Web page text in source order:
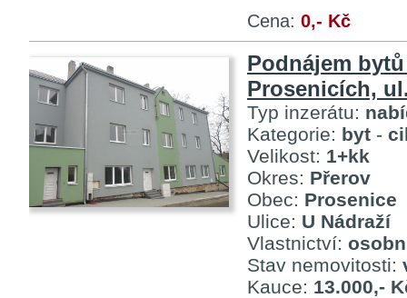
Cena: 0,- Kč
Podnájem
Prosenicích,
Typ inzerátu:
Kategorie: byt -
Velikost: 1+kk
Okres: Přerov
Obec: Prosenice
Ulice: U Nádraží
Vlastnictví:
Stav nemovitosti:
Kauce: 13.000,-